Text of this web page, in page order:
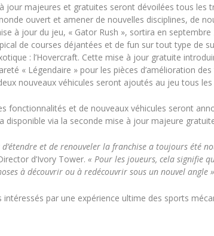
jour majeures et gratuites seront dévoilées tous les
ouvert et amener de nouvelles disciplines, de
à jour du jeu, « Gator Rush », sortira en
de courses déjantées et de fun sur tout type de
: l’Hovercraft. Cette mise à jour gratuite
« Légendaire » pour les pièces d’amélioration
nouveaux véhicules seront ajoutés au jeu tous les
fonctionnalités et de nouveaux véhicules seront
disponible via la seconde mise à jour majeure
d’étendre et de renouveler la franchise a toujours été
d’Ivory Tower.« Pour les joueurs, cela signifie
à découvrir ou à redécouvrir sous un nouvel angle »
intéressés par une expérience ultime des sports